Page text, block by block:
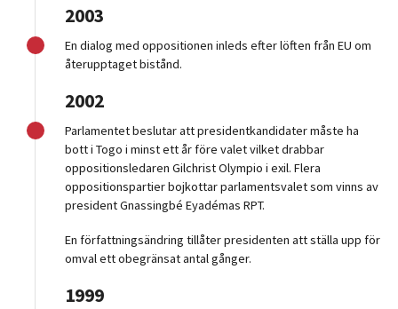
2003
En dialog med oppositionen inleds efter löften från EU om
återupptaget bistånd.
2002
Parlamentet beslutar att presidentkandidater måste ha
bott i Togo i minst ett år före valet vilket drabbar
oppositionsledaren Gilchrist Olympio i exil. Flera
oppositionspartier bojkottar parlamentsvalet som vinns av
president Gnassingbé Eyadémas RPT.
En författningsändring tillåter presidenten att ställa upp för
omval ett obegränsat antal gånger.
1999